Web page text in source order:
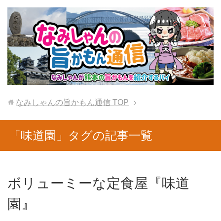
なみしゃんの旨かもん通信 TOP
「味道園」タグの記事一覧
ボリューミーな定食屋『味道
園』